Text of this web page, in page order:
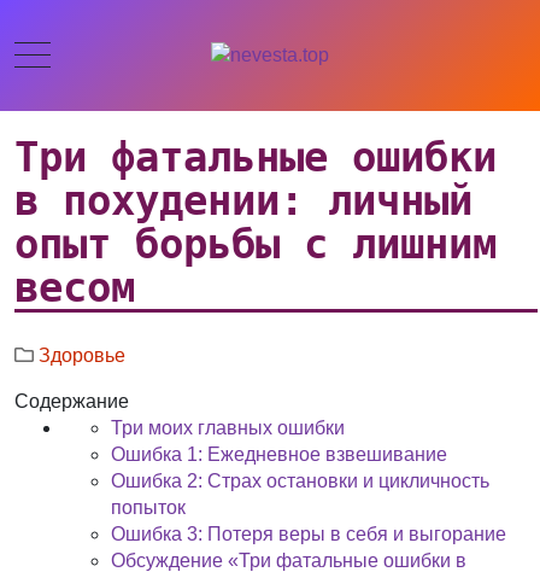
Три фатальные ошибки
в похудении: личный
опыт борьбы с лишним
весом
Здоровье
Содержание
Три моих главных ошибки
Ошибка 1: Ежедневное взвешивание
Ошибка 2: Страх остановки и цикличность
попыток
Ошибка 3: Потеря веры в себя и выгорание
Обсуждение «Три фатальные ошибки в